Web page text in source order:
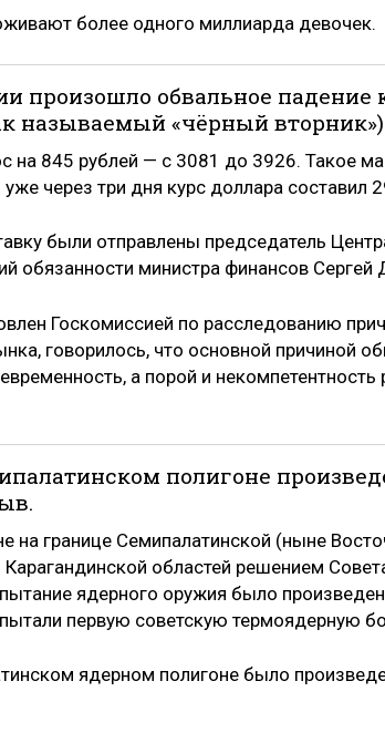
более одного миллиарда девочек.
произошло обвальное падение
называемый «чёрный
на 845 рублей — с 3081 до 3926. Такое
через три дня курс доллара составил
были отправлены председатель
обязанности министра финансов Сергей
Госкомиссией по расследованию
говорилось, что основной причиной
а порой и
полигоне
на границе Семипалатинской (ныне
Карагандинской областей решением
ядерного оружия было
первую советскую термоядерную
ядерном полигоне было